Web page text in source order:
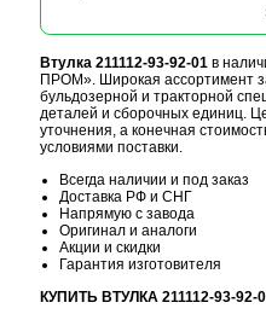
Втулка 211112-93-92-01в
ПРОМ». Широкая ассортимент
бульдозерной и тракторной
деталей и сборочных единиц.
уточнения, а конечная
условиями поставки.
Всегда наличии и под заказ
Доставка РФ и СНГ
Напрямую с завода
Оригинал и аналоги
Акции и скидки
Гарантия изготовителя
КУПИТЬ ВТУЛКА 211112-93-92-